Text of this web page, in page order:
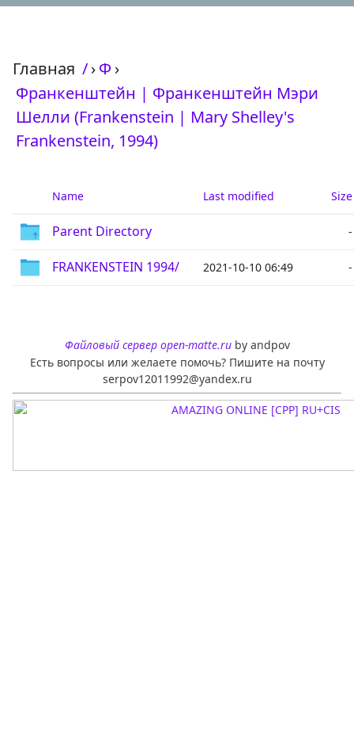
Главная /›Ф ›
Франкенштейн | Франкенштейн Мэри
Шелли (Frankenstein | Mary Shelley's
Frankenstein, 1994)
Name Last modified Size
Parent Directory -
FRANKENSTEIN 1994/ 2021-10-10 06:49 -
Файловый сервер open-matte.ruby andpov
Есть вопросы или желаете помочь? Пишите на почту
serpov12011992@yandex.ru